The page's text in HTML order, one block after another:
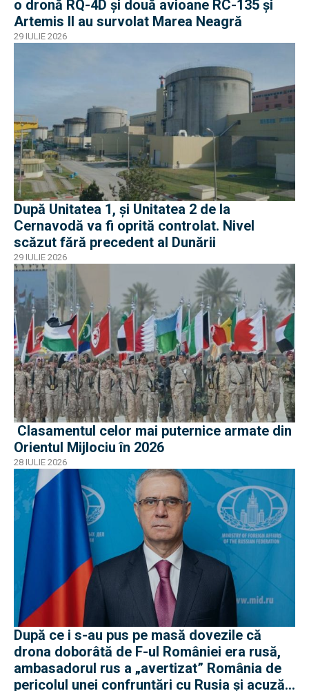
o dronă RQ-4D și două avioane RC-135 și
Artemis II au survolat Marea Neagră
29 IULIE 2026
După Unitatea 1, și Unitatea 2 de la
Cernavodă va fi oprită controlat. Nivel
scăzut fără precedent al Dunării
29 IULIE 2026
Clasamentul celor mai puternice armate din
Orientul Mijlociu în 2026
28 IULIE 2026
După ce i s-au pus pe masă dovezile că
drona doborâtă de F-ul României era rusă,
ambasadorul rus a „avertizat” România de
pericolul unei confruntări cu Rusia și acuză